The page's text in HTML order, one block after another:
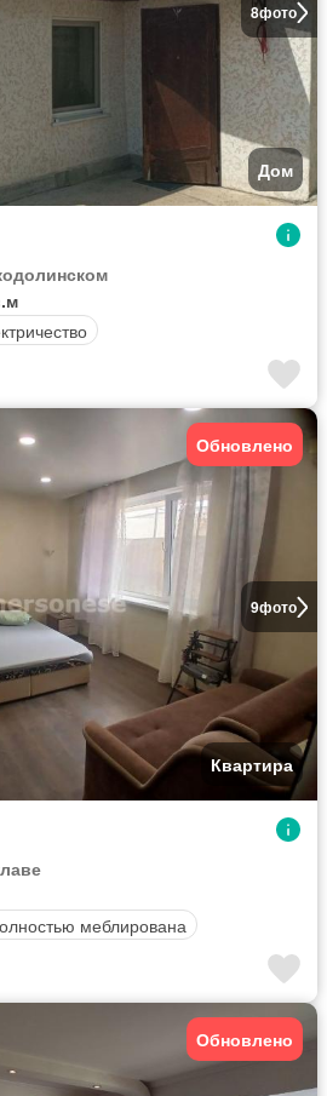
8фото
Дом
9фото
Обновлено
Квартира
меблирована
Обновлено